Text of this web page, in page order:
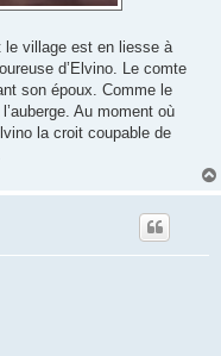
le village est en liesse à
d’Elvino. Le comte
son époux. Comme le
Au moment où
la croit coupable de